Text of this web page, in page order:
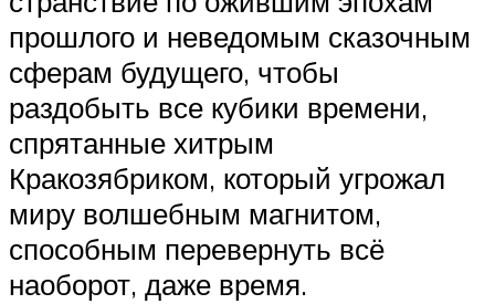
прошлого и неведомым сказочным
сферам будущего, чтобы
раздобыть все кубики времени,
спрятанные хитрым
Кракозябриком, который угрожал
миру волшебным магнитом,
способным перевернуть всё
наоборот, даже время.